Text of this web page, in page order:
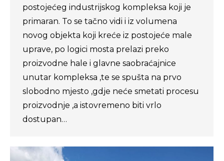
postojećeg industrijskog kompleksa koji je
primaran. To se tačno vidi i iz volumena
novog objekta koji kreće iz postojeće male
uprave, po logici mosta prelazi preko
proizvodne hale i glavne saobraćajnice
unutar kompleksa ,te se spušta na prvo
slobodno mjesto ,gdje neće smetati procesu
proizvodnje ,a istovremeno biti vrlo
dostupan…